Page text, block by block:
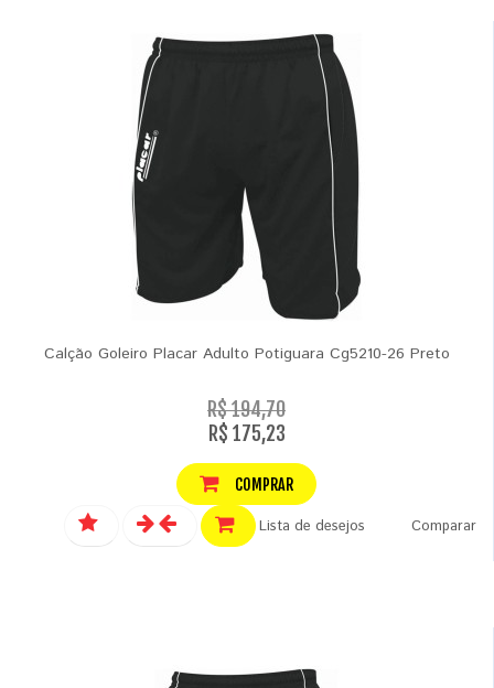
Calção Goleiro Placar Adulto Potiguara Cg5210-26 Preto
R$ 194,70
R$ 175,23
COMPRAR
Lista de desejos Comparar